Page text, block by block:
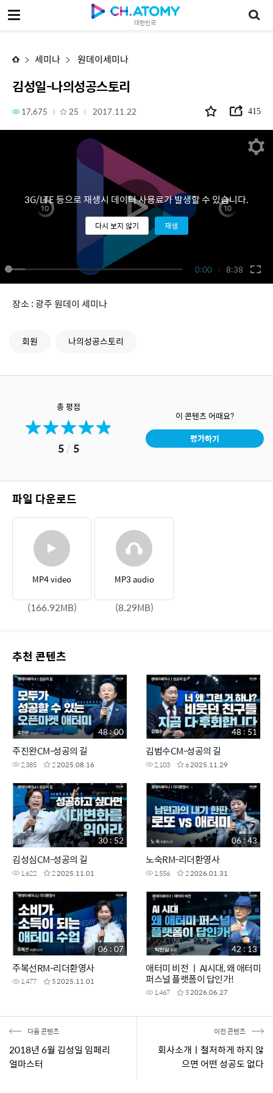
대한민국
김성일-나의성공스토리
세미나 원데이세미나
김성일-나의성공스토리
17,675 25 2017.11.22 415
0:00 8:38
3G/LTE 등으로 재생시 데이터 사용료가 발생할 수 있습니다.
다시 보지 않기 재생
장소 : 광주 원데이 세미나
회원 나의성공스토리
총 평점
5/ 5
이 콘텐츠 어때요?
평가하기
파일 다운로드
MP4 video
(166.92MB)
MP3 audio
(8.29MB)
추천 콘텐츠
주진완CM-성공의 길
2,385 22025.08.16
48 : 00
김범수CM-성공의 길
2,103 62025.11.29
48 : 51
김성심CM-성공의 길
1,622 22025.11.01
30 : 52
노숙RM-리더환영사
1,556 22026.01.31
06 : 43
주복선RM-리더환영사
1,477 52025.11.01
06 : 07
애터미 비전 ㅣ AI시대, 왜 애터미
퍼스널 플랫폼이 답인가!
1,467 52026.06.27
42 : 13
다음 콘텐츠
2018년 6월 김성일 임페리
얼마스터
이전 콘텐츠
회사소개ㅣ철저하게 하지 않
으면 어떤 성공도 없다